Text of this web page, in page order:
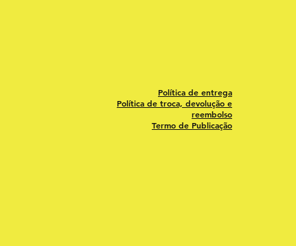
Política de entrega
Política de troca, devolução e
reembolso
Termo de Publicação